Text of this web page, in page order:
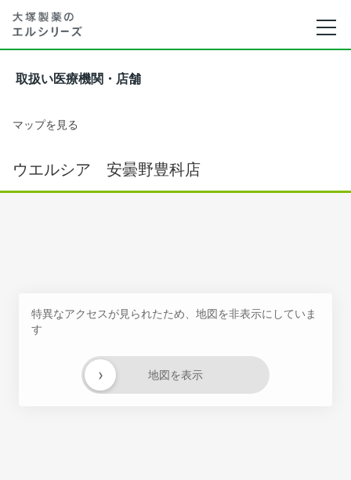
取扱い医療機関・店舗
マップを見る
ウエルシア 安曇野豊科店
特異なアクセスが見られたため、地図を非表示にしていま
す
地図を表示
›